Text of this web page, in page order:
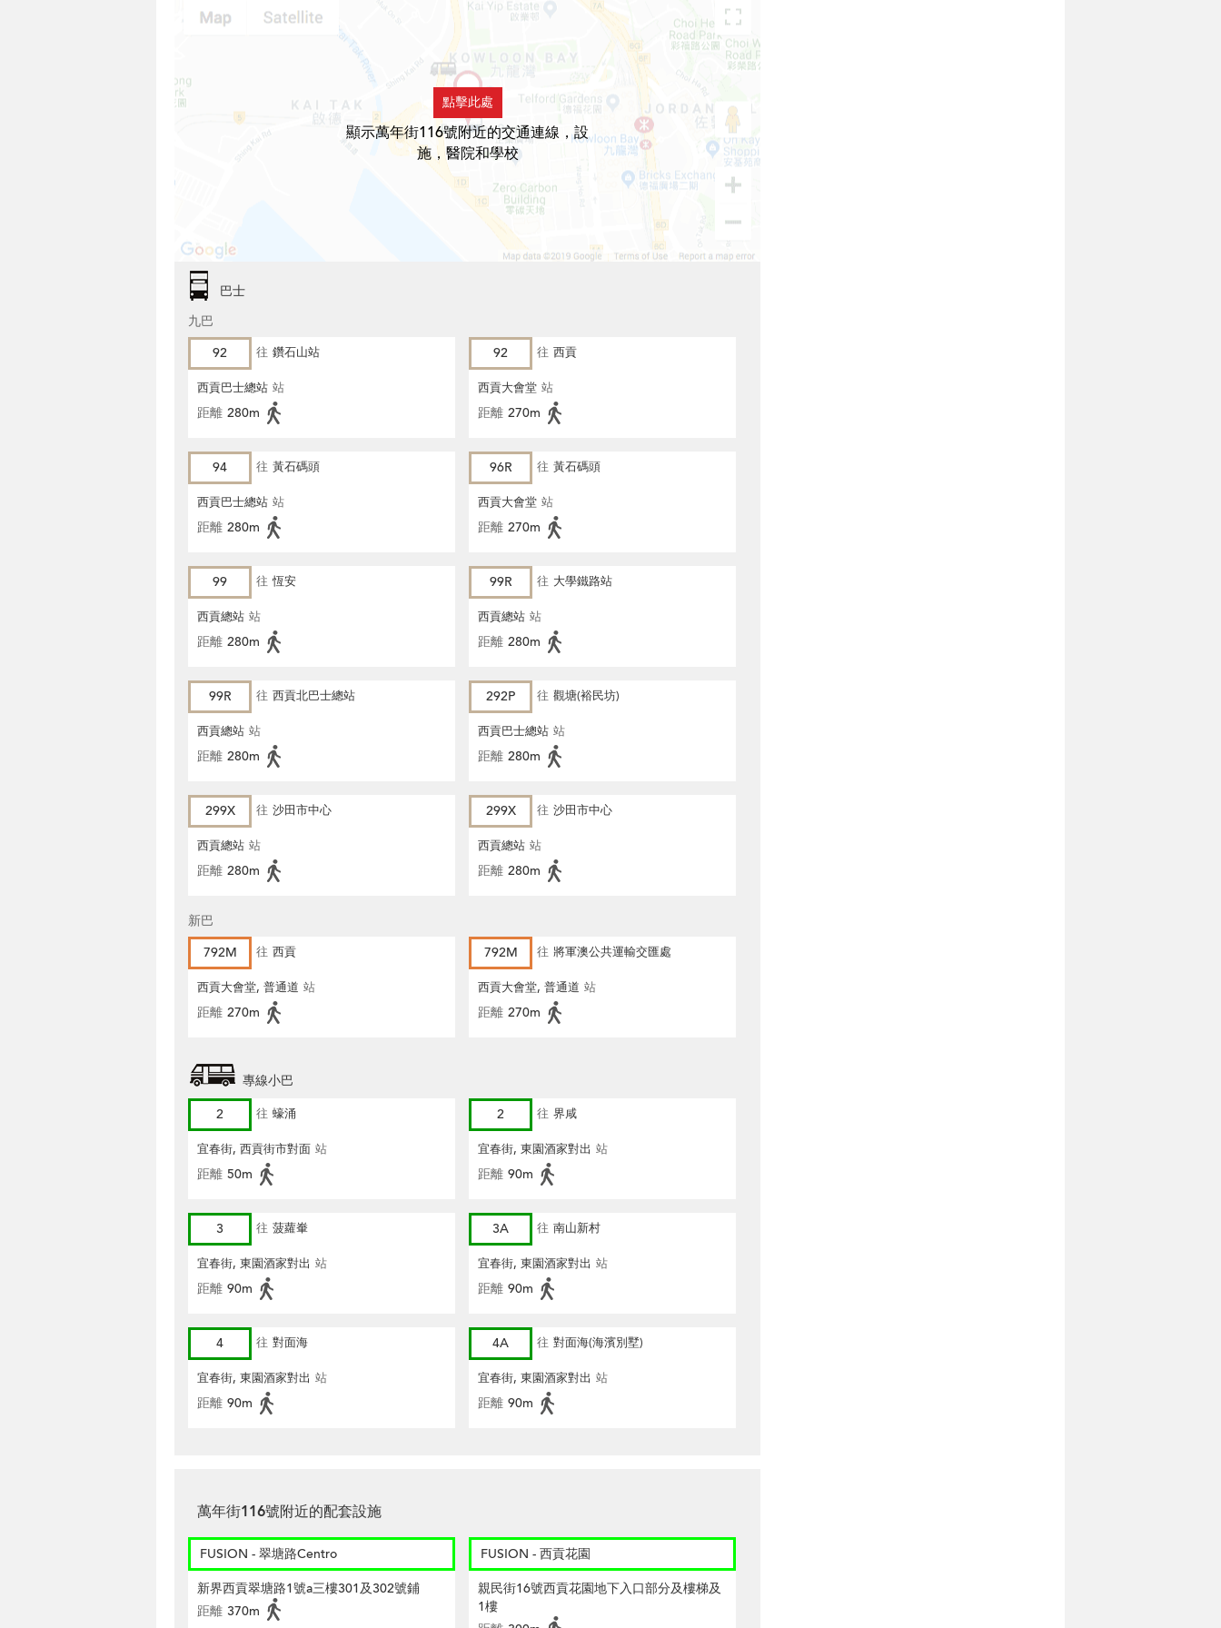
點擊此處
顯示萬年街116號附近的交通連線，設
施，醫院和學校
巴士
九巴
92
往 鑽石山站
西貢巴士總站 站
距離 280m
92 往 西貢
西貢大會堂 站
距離 270m
94 往 黃石碼頭
西貢巴士總站 站
距離 280m
96R 往 黃石碼頭
西貢大會堂 站
距離 270m
99 往 恆安
西貢總站 站
距離 280m
99R 往 大學鐵路站
西貢總站 站
距離 280m
99R 往 西貢北巴士總站
西貢總站 站
距離 280m
292P 往 觀塘(裕民坊)
西貢巴士總站 站
距離 280m
299X 往 沙田市中心
西貢總站 站
距離 280m
299X 往 沙田市中心
西貢總站 站
距離 280m
新巴
792M
往 西貢
西貢大會堂, 普通道 站
距離 270m
792M 往 將軍澳公共運輸交匯處
西貢大會堂, 普通道 站
距離 270m
專線小巴
2
往 蠔涌
宜春街, 西貢街市對面 站
距離 50m
2 往 界咸
宜春街, 東園酒家對出 站
距離 90m
3 往 菠蘿輋
宜春街, 東園酒家對出 站
距離 90m
3A 往 南山新村
宜春街, 東園酒家對出 站
距離 90m
4 往 對面海
宜春街, 東園酒家對出 站
距離 90m
4A 往 對面海(海濱別墅)
宜春街, 東園酒家對出 站
距離 90m
萬年街116號附近的配套設施
FUSION - 翠塘路Centro
新界西貢翠塘路1號a三樓301及302號鋪
距離 370m
FUSION - 西貢花園
親民街16號西貢花園地下入口部分及樓梯及
1樓